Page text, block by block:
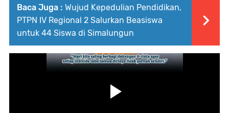
Baca Juga : Wujud Kepedulian Pendidikan,
PTPN IV Regional 2 Salurkan Beasiswa
untuk 44 Siswa di Simalungun